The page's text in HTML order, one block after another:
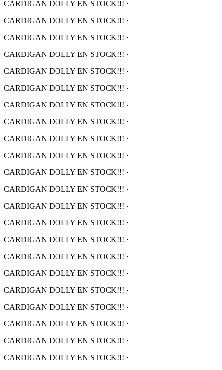
CARDIGAN DOLLY EN STOCK!!! ·
CARDIGAN DOLLY EN STOCK!!! ·
CARDIGAN DOLLY EN STOCK!!! ·
CARDIGAN DOLLY EN STOCK!!! ·
CARDIGAN DOLLY EN STOCK!!! ·
CARDIGAN DOLLY EN STOCK!!! ·
CARDIGAN DOLLY EN STOCK!!! ·
CARDIGAN DOLLY EN STOCK!!! ·
CARDIGAN DOLLY EN STOCK!!! ·
CARDIGAN DOLLY EN STOCK!!! ·
CARDIGAN DOLLY EN STOCK!!! ·
CARDIGAN DOLLY EN STOCK!!! ·
CARDIGAN DOLLY EN STOCK!!! ·
CARDIGAN DOLLY EN STOCK!!! ·
CARDIGAN DOLLY EN STOCK!!! ·
CARDIGAN DOLLY EN STOCK!!! ·
CARDIGAN DOLLY EN STOCK!!! ·
CARDIGAN DOLLY EN STOCK!!! ·
CARDIGAN DOLLY EN STOCK!!! ·
CARDIGAN DOLLY EN STOCK!!! ·
CARDIGAN DOLLY EN STOCK!!! ·
CARDIGAN DOLLY EN STOCK!!! ·